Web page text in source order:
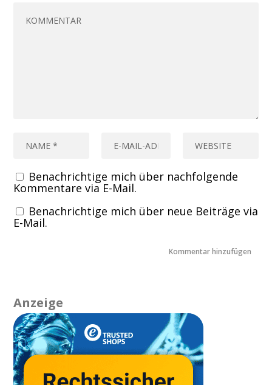
Benachrichtige mich über nachfolgende
Kommentare via E-Mail.
Benachrichtige mich über neue Beiträge via
E-Mail.
Anzeige